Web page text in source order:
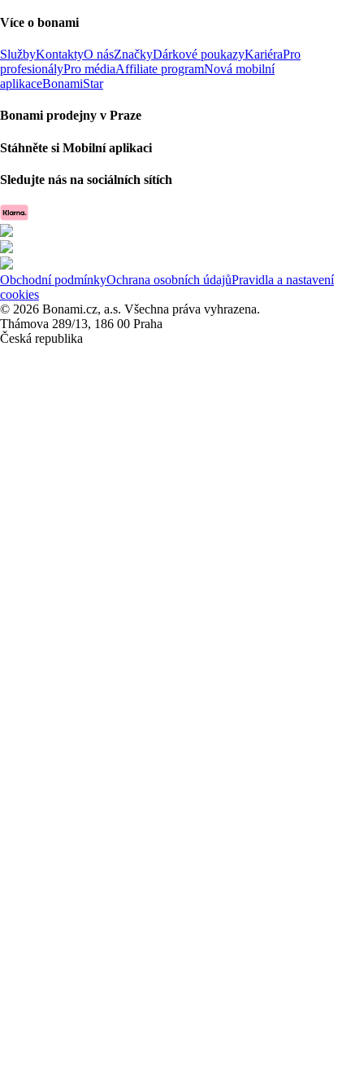
Více o bonami
SlužbyKontaktyO násZnačkyDárkové poukazyKariéraPro
profesionályPro médiaAffiliate programNová mobilní
aplikaceBonamiStar
Bonami prodejny v Praze
Stáhněte si Mobilní aplikaci
Sledujte nás na sociálních sítích
Obchodní podmínkyOchrana osobních údajůPravidla a nastavení
cookies
© 2026 Bonami.cz, a.s. Všechna práva vyhrazena.
Thámova 289/13, 186 00 Praha
Česká republika